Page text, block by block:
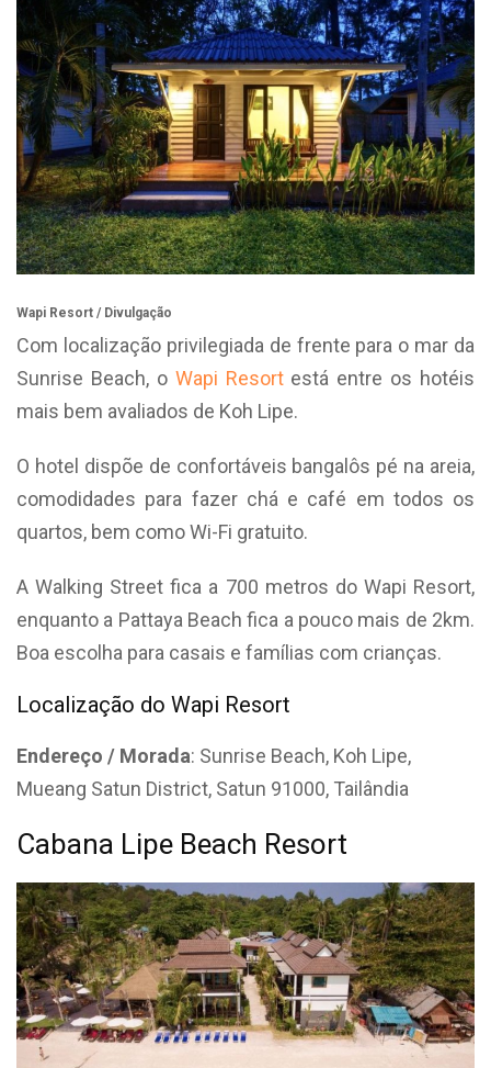
Wapi Resort / Divulgação
Com localização privilegiada de frente para o mar da
Sunrise Beach, o Wapi Resortestá entre os hotéis
mais bem avaliados de Koh Lipe.
O hotel dispõe de confortáveis bangalôs pé na areia,
comodidades para fazer chá e café em todos os
quartos, bem como Wi-Fi gratuito.
A Walking Street fica a 700 metros do Wapi Resort,
enquanto a Pattaya Beach fica a pouco mais de 2km.
Boa escolha para casais e famílias com crianças.
Localização do Wapi Resort
Endereço / Morada: Sunrise Beach, Koh Lipe,
Mueang Satun District, Satun 91000, Tailândia
Cabana Lipe Beach Resort